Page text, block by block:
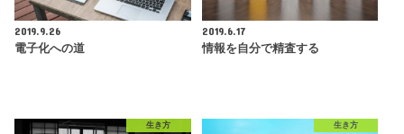
2019.9.26
電子化への道
2019.6.17
情報を自分で精査する
生き方 生き方